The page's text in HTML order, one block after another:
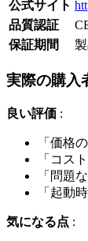
公式サイト
品質認証
保証期間
実際の購入
良い評価 :
「価格
「コス
「問題
「起動
気になる点 :